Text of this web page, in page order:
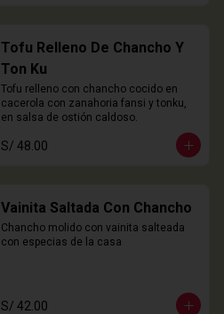
Tofu Relleno De Chancho Y
Ton Ku
Tofu relleno con chancho cocido en
cacerola con zanahoria fansi y tonku,
en salsa de ostión caldoso.
S/ 48.00
Vainita Saltada Con Chancho
Chancho molido con vainita salteada
con especias de la casa
S/ 42.00